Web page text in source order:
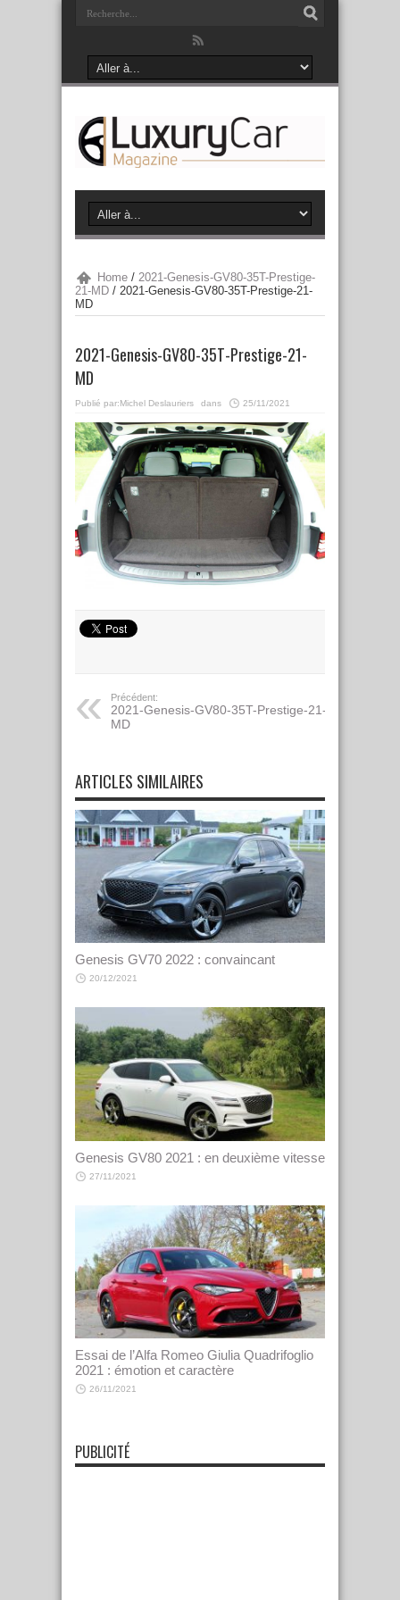
Home / 2021-Genesis-GV80-35T-Prestige-
21-MD / 2021-Genesis-GV80-35T-Prestige-21-
MD
2021-Genesis-GV80-35T-Prestige-21-
MD
Publié par:Michel Deslauriers dans 25/11/2021
Précédent:
2021-Genesis-GV80-35T-Prestige-21-
MD
ARTICLES SIMILAIRES
Genesis GV70 2022 : convaincant
20/12/2021
Genesis GV80 2021 : en deuxième vitesse
27/11/2021
Essai de l’Alfa Romeo Giulia Quadrifoglio
2021 : émotion et caractère
26/11/2021
PUBLICITÉ